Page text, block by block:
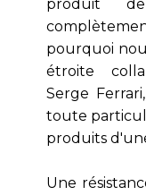
produit
pourquoi
étroite
Serge
toute
produits
Une